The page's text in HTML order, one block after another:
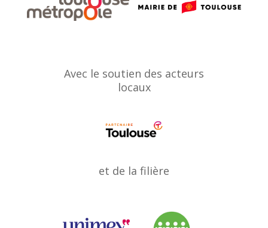
Avec le soutien des acteurs
locaux
et de la filière